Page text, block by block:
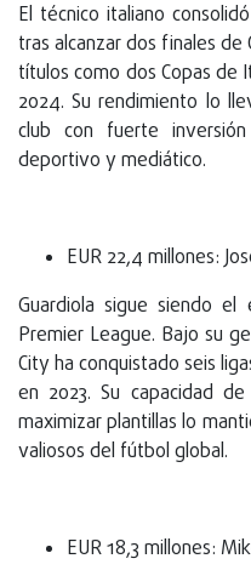
El técnico italiano
tras alcanzar dos finales
títulos como dos Copas de
2024. Su rendimiento lo
club con fuerte
deportivo y mediático.
EUR 22,4 millones:
Guardiola sigue siendo
Premier League. Bajo su
City ha conquistado seis
en 2023. Su capacidad
maximizar plantillas lo
valiosos del fútbol global.
EUR 18,3 millones: